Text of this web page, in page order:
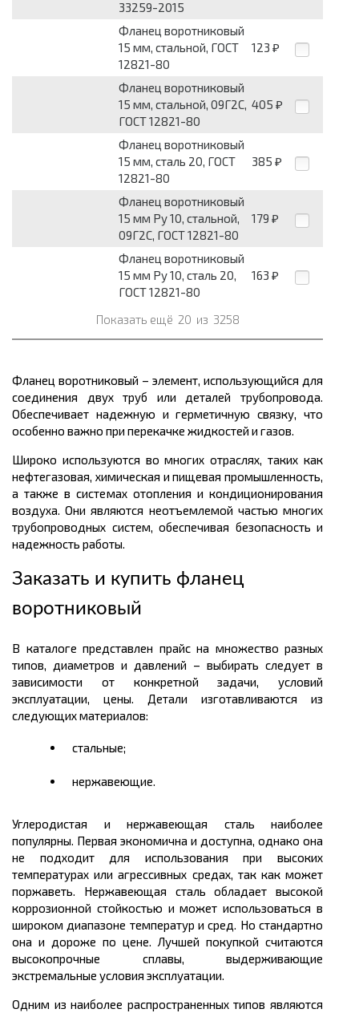
33259-2015
Фланец воротниковый
15 мм, стальной, ГОСТ
12821-80
123 ₽
Фланец воротниковый
15 мм, стальной, 09Г2С,
ГОСТ 12821-80
405 ₽
Фланец воротниковый
15 мм, сталь 20, ГОСТ
12821-80
385 ₽
Фланец воротниковый
15 мм Pу 10, стальной,
09Г2С, ГОСТ 12821-80
179 ₽
Фланец воротниковый
15 мм Pу 10, сталь 20,
ГОСТ 12821-80
163 ₽
Показать ещё 20 из 3258
Фланец воротниковый – элемент, использующийся для
соединения двух труб или деталей трубопровода.
Обеспечивает надежную и герметичную связку, что
особенно важно при перекачке жидкостей и газов.
Широко используются во многих отраслях, таких как
нефтегазовая, химическая и пищевая промышленность,
а также в системах отопления и кондиционирования
воздуха. Они являются неотъемлемой частью многих
трубопроводных систем, обеспечивая безопасность и
надежность работы.
Заказать и купить фланец
воротниковый
В каталоге представлен прайс на множество разных
типов, диаметров и давлений – выбирать следует в
зависимости от конкретной задачи, условий
эксплуатации, цены. Детали изготавливаются из
следующих материалов:
стальные;
нержавеющие.
Углеродистая и нержавеющая сталь наиболее
популярны. Первая экономична и доступна, однако она
не подходит для использования при высоких
температурах или агрессивных средах, так как может
поржаветь. Нержавеющая сталь обладает высокой
коррозионной стойкостью и может использоваться в
широком диапазоне температур и сред. Но стандартно
она и дороже по цене. Лучшей покупкой считаются
высокопрочные сплавы, выдерживающие
экстремальные условия эксплуатации.
Одним из наиболее распространенных типов являются